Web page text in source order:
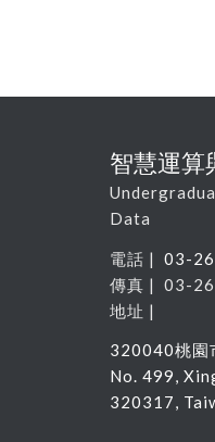
智慧運算
Data
電話 | 03-
傳真 | 03-
地址 |
320040桃園
No. 499,
320317,